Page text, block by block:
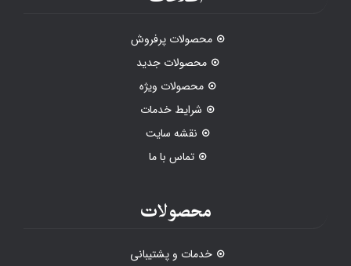
محصولات پرفروش
محصولات جدید
محصولات ویژه
شرایط خدمات
نقشه سایت
تماس با ما
محصولات
خدمات و پشتیبانی